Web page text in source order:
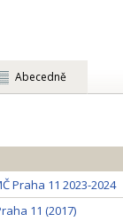
Abecedně
Praha 11 2023-2024
11 (2017)